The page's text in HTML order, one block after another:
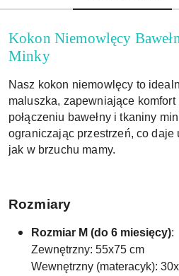
Kokon Niemowlęcy
Minky
Nasz kokon niemowlęcy to
maluszka, zapewniające
połączeniu bawełny i tkaniny
ograniczając przestrzeń, co
jak w brzuchu mamy.
Rozmiary
Rozmiar M (do 6 miesięcy):
Zewnętrzny: 55x75 cm
Wewnętrzny (materacyk):